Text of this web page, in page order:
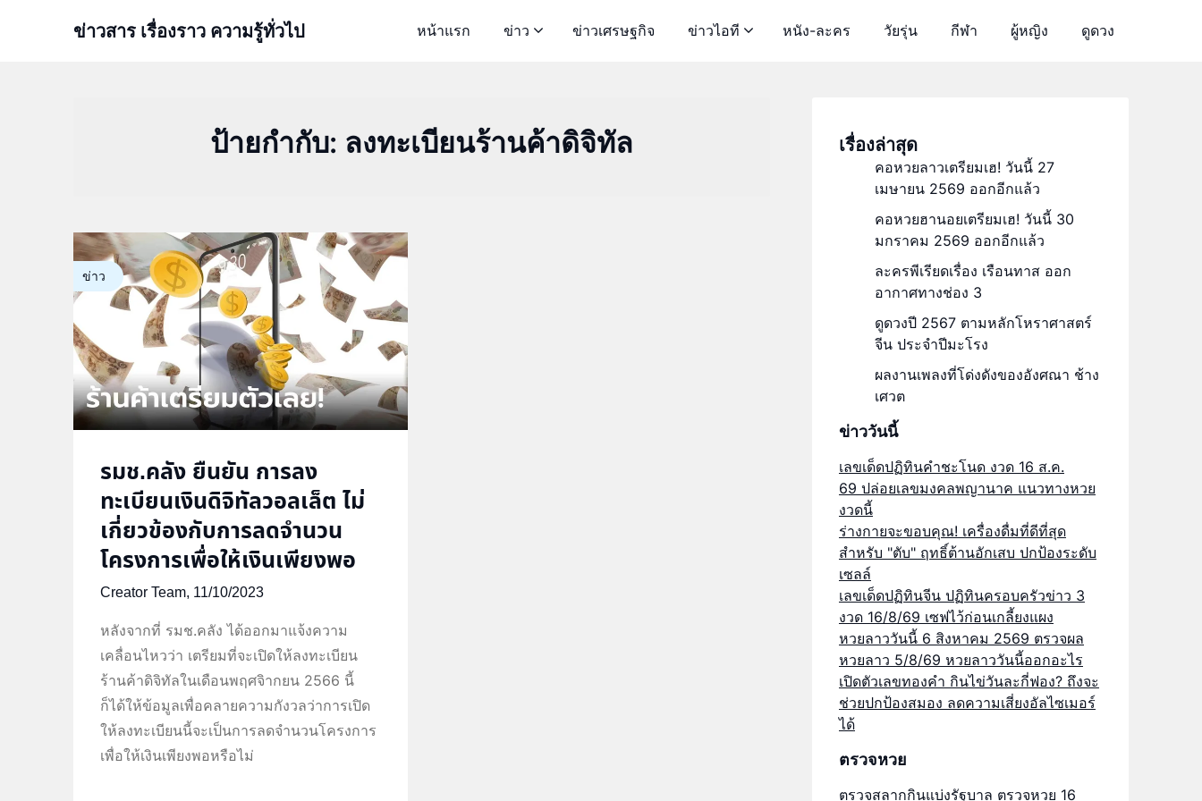
ข่าวสาร เรื่องราว ความรู้ทั่วไป หน้าแรก ข่าว ข่าวเศรษฐกิจ ข่าวไอที หนัง-ละคร วัยรุ่น กีฬา ผู้หญิง ดูดวง
ป้ายกำกับ: ลงทะเบียนร้านค้าดิจิทัล
ข่าว
รมช.คลัง ยืนยัน การลง
ทะเบียนเงินดิจิทัลวอลเล็ต ไม่
เกี่ยวข้องกับการลดจำนวน
โครงการเพื่อให้เงินเพียงพอ
Creator Team, 11/10/2023
หลังจากที่ รมช.คลัง ได้ออกมาแจ้งความ
เคลื่อนไหวว่า เตรียมที่จะเปิดให้ลงทะเบียน
ร้านค้าดิจิทัลในเดือนพฤศจิากยน 2566 นี้
ก็ได้ให้ข้อมูลเพื่อคลายความกังวลว่าการเปิด
ให้ลงทะเบียนนี้จะเป็นการลดจำนวนโครงการ
เพื่อให้เงินเพียงพอหรือไม่
เรื่องล่าสุด
คอหวยลาวเตรียมเฮ! วันนี้ 27
เมษายน 2569 ออกอีกแล้ว
คอหวยฮานอยเตรียมเฮ! วันนี้ 30
มกราคม 2569 ออกอีกแล้ว
ละครพีเรียดเรื่อง เรือนทาส ออก
อากาศทางช่อง 3
ดูดวงปี 2567 ตามหลักโหราศาสตร์
จีน ประจำปีมะโรง
ผลงานเพลงที่โด่งดังของอังศณา ช้าง
เศวต
ข่าววันนี้
เลขเด็ดปฏิทินคำชะโนด งวด 16 ส.ค.
69 ปล่อยเลขมงคลพญานาค แนวทางหวย
งวดนี้
ร่างกายจะขอบคุณ! เครื่องดื่มที่ดีที่สุด
สำหรับ "ตับ" ฤทธิ์ต้านอักเสบ ปกป้องระดับ
เซลล์
เลขเด็ดปฏิทินจีน ปฏิทินครอบครัวข่าว 3
งวด 16/8/69 เซฟไว้ก่อนเกลี้ยงแผง
หวยลาววันนี้ 6 สิงหาคม 2569 ตรวจผล
หวยลาว 5/8/69 หวยลาววันนี้ออกอะไร
เปิดตัวเลขทองคำ กินไข่วันละกี่ฟอง? ถึงจะ
ช่วยปกป้องสมอง ลดความเสี่ยงอัลไซเมอร์
ได้
ตรวจหวย
ตรวจสลากกินแบ่งรัฐบาล ตรวจหวย 16